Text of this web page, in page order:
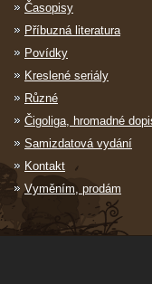
Časopisy
Příbuzná literatura
Povídky
Kreslené seriály
Různé
Čigoliga, hromadné
Samizdatová vydání
Kontakt
Vyměním, prodám